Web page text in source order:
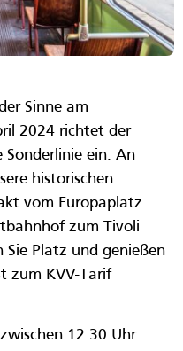
Sinne am
2024 richtet der
Sonderlinie ein. An
historischen
vom Europaplatz
zum Tivoli
Sie Platz und genießen
zum KVV-Tarif
12:30 Uhr